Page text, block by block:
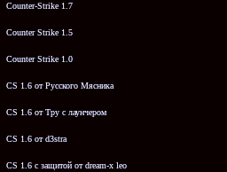
Counter-Strike 1.7
Counter Strike 1.5
Counter Strike 1.0
CS 1.6 от Русского Мясника
CS 1.6 от Tpy с лаунчером
CS 1.6 от d3stra
CS 1.6 с защитой от dream-x leo